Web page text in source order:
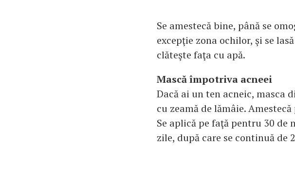
Se amestecă bine, până se
excepţie zona ochilor, şi se
clăteşte faţa cu apă.
Mască împotriva acneei
Dacă ai un ten acneic, masca
cu zeamă de lămâie.
Se aplică pe faţă pentru 30 de
zile, după care se continuă de